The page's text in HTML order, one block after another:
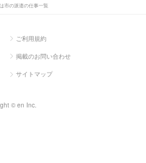
市の派遣の仕事一覧
ご利用規約
掲載のお問い合わせ
サイトマップ
© en Inc.